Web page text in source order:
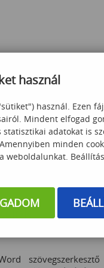
a
azok
az iránytűt A
Windows
minimális ismereteik
feladata a
ismeretek és
testreszabása
nézetek
Új dokumentum
és megnyitás
ben A
elmentése
és csere
szövegszerkesztő
használ
használ. Ezen
Mindent elfogad
statisztikai adatokat is
minden
weboldalunkat.